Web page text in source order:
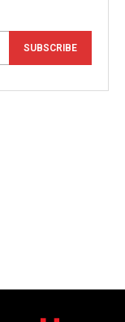
SUBSCRIBE